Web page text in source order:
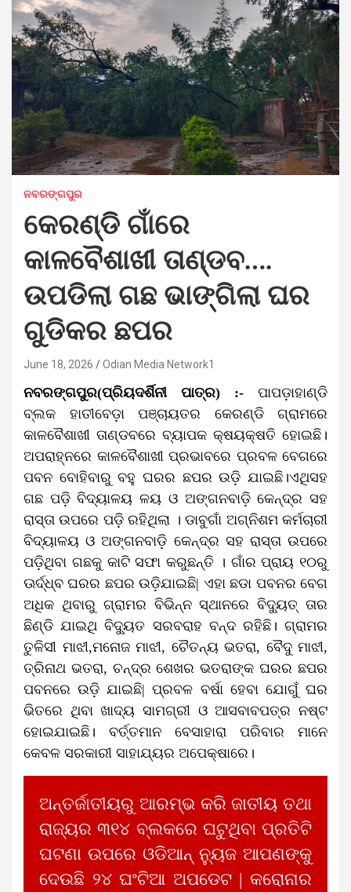
ନବରଙ୍ଗପୁର
କେରଣ୍ଡି ଗାଁରେ
କାଳବୈଶାଖୀ ତାଣ୍ଡବ….
ଉପଡିଲା ଗଛ ଭାଙ୍ଗିଲା ଘର
ଗୁଡିକର ଛପର
June 18, 2026 Odian Media Network1
ନବରଙ୍ଗପୁର(ପ୍ରିୟଦର୍ଶିନୀ ପାତ୍ର) :- ପାପଡ଼ାହାଣ୍ଡି
ବ୍ଲକ ହାତୀବେଡ଼ା ପଞ୍ଚାୟତର କେରଣ୍ଡି ଗ୍ରାମରେ
କାଳବୈଶାଖୀ ତାଣ୍ଡବରେ ବ୍ୟାପକ କ୍ଷୟକ୍ଷତି ହୋଇଛି।
ଅପରାହ୍ନରେ କାଳବୈଶାଖୀ ପ୍ରଭାବରେ ପ୍ରବଳ ବେଗରେ
ପବନ ବୋହିବାରୁ ବହୁ ଘରର ଛପର ଉଡ଼ି ଯାଇଛି।ଏଥିସହ
ଗଛ ପଡ଼ି ବିଦ୍ୟାଳୟ ଳୟ ଓ ଅଙ୍ଗନବାଡ଼ି କେନ୍ଦ୍ର ସହ
ରାସ୍ତା ଉପରେ ପଡ଼ି ରହିଥିଲା । ଡାବୁଗାଁ ଅଗ୍ନିଶମ କର୍ମଚାରୀ
ବିଦ୍ୟାଳୟ ଓ ଅଙ୍ଗନବାଡ଼ି କେନ୍ଦ୍ର ସହ ରାସ୍ତା ଉପରେ
ପଡ଼ିଥିବା ଗଛକୁ କାଟି ସଫା କରୁଛନ୍ତି । ଗାଁର ପ୍ରାୟ ୧୦ରୁ
ଊର୍ଦ୍ଧ୍ବ ଘରର ଛପର ଉଡ଼ିଯାଇଛି| ଏହା ଛଡା ପବନର ବେଗ
ଅଧିକ ଥିବାରୁ ଗ୍ରାମର ବିଭିନ୍ନ ସ୍ଥାନରେ ବିଦ୍ୟୁତ୍ ତାର
ଛିଣ୍ଡି ଯାଇଥି ବିଦ୍ୟୁତ ସରବରାହ ବନ୍ଦ ରହିଛି। ଗ୍ରାମର
ତୁଳିସୀ ମାଝୀ,ମନୋଜ ମାଝୀ, ଚୈତନ୍ୟ ଭତରା, ବୈଦୁ ମାଝୀ,
ତ୍ରିନାଥ ଭତରା, ଚନ୍ଦ୍ର ଶେଖର ଭତରାଙ୍କ ଘରର ଛପର
ପବନରେ ଉଡ଼ି ଯାଇଛି| ପ୍ରବଳ ବର୍ଷା ହେବା ଯୋଗୁଁ ଘର
ଭିତରେ ଥିବା ଖାଦ୍ୟ ସାମଗ୍ରୀ ଓ ଆସବାବପତ୍ର ନଷ୍ଟ
ହୋଇଯାଇଛି। ବର୍ତ୍ତମାନ ବେସାହାରା ପରିବାର ମାନେ
କେବଳ ସରକାରୀ ସାହାଯ୍ୟର ଅପେକ୍ଷାରେ।
ଅନ୍ତର୍ଜାତୀୟରୁ ଆରମ୍ଭ କରି ଜାତୀୟ ତଥା
ରାଜ୍ୟର ୩୧୪ ବ୍ଲକରେ ଘଟୁଥିବା ପ୍ରତିଟି
ଘଟଣା ଉପରେ ଓଡିଆନ୍ ନ୍ୟୁଜ ଆପଣଙ୍କୁ
ଦେଉଛି ୨୪ ଘଂଟିଆ ଅପଡେଟ | କରୋନାର